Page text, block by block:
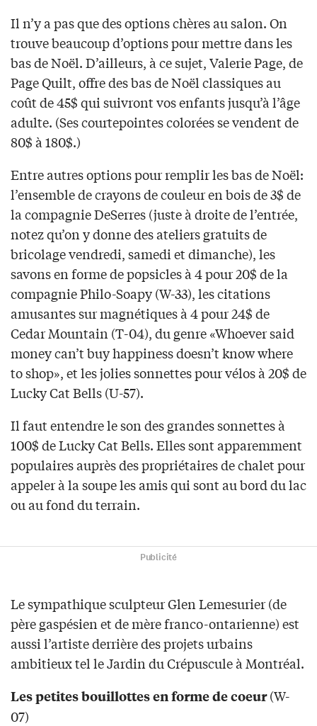
Il n’y a pas que des options chères au salon. On
trouve beaucoup d’options pour mettre dans les
bas de Noël. D’ailleurs, à ce sujet, Valerie Page, de
Page Quilt, offre des bas de Noël classiques au
coût de 45$ qui suivront vos enfants jusqu’à l’âge
adulte. (Ses courtepointes colorées se vendent de
80$ à 180$.)
Entre autres options pour remplir les bas de Noël:
l’ensemble de crayons de couleur en bois de 3$ de
la compagnie DeSerres (juste à droite de l’entrée,
notez qu’on y donne des ateliers gratuits de
bricolage vendredi, samedi et dimanche), les
savons en forme de popsicles à 4 pour 20$ de la
compagnie Philo-Soapy (W-33), les citations
amusantes sur magnétiques à 4 pour 24$ de
Cedar Mountain (T-04), du genre «Whoever said
money can’t buy happiness doesn’t know where
to shop», et les jolies sonnettes pour vélos à 20$ de
Lucky Cat Bells (U-57).
Il faut entendre le son des grandes sonnettes à
100$ de Lucky Cat Bells. Elles sont apparemment
populaires auprès des propriétaires de chalet pour
appeler à la soupe les amis qui sont au bord du lac
ou au fond du terrain.
Publicité
Le sympathique sculpteur Glen Lemesurier (de
père gaspésien et de mère franco-ontarienne) est
aussi l’artiste derrière des projets urbains
ambitieux tel le Jardin du Crépuscule à Montréal.
Les petites bouillottes en forme de coeur(W-
07)